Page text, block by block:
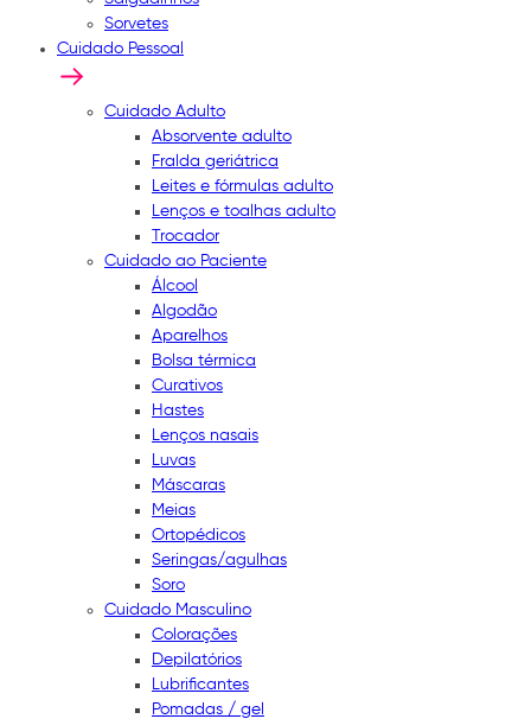
Sorvetes
Cuidado Pessoal
Cuidado Adulto
Absorvente adulto
Fralda geriátrica
Leites e fórmulas adulto
Lenços e toalhas adulto
Trocador
Cuidado ao Paciente
Álcool
Algodão
Aparelhos
Bolsa térmica
Curativos
Hastes
Lenços nasais
Luvas
Máscaras
Meias
Ortopédicos
Seringas/agulhas
Soro
Cuidado Masculino
Colorações
Depilatórios
Lubrificantes
Pomadas / gel